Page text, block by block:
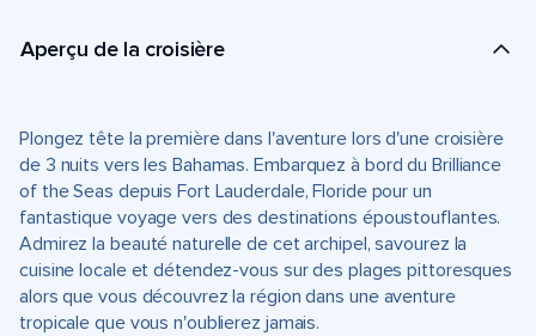
Aperçu de la croisière
Plongez tête la première dans l'aventure lors d'une croisière
de 3 nuits vers les Bahamas. Embarquez à bord du Brilliance
of the Seas depuis Fort Lauderdale, Floride pour un
fantastique voyage vers des destinations époustouflantes.
Admirez la beauté naturelle de cet archipel, savourez la
cuisine locale et détendez-vous sur des plages pittoresques
alors que vous découvrez la région dans une aventure
tropicale que vous n'oublierez jamais.